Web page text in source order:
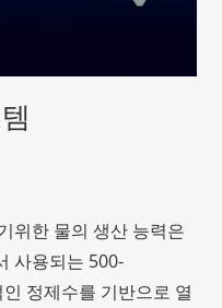
위한 물의 생산 능력은
사용되는 500-
정제수를 기반으로 열